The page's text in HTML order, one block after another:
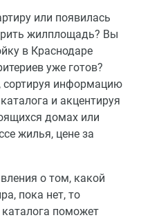
или появилась
жилплощадь? Вы
в Краснодаре
уже готов?
сортируя информацию
и акцентируя
домах или
жилья, цене за
о том, какой
пока нет, то
поможет